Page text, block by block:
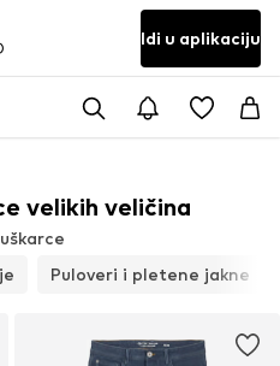
Idi u aplikaciju
velikih veličina
Puloveri i pletene jakne